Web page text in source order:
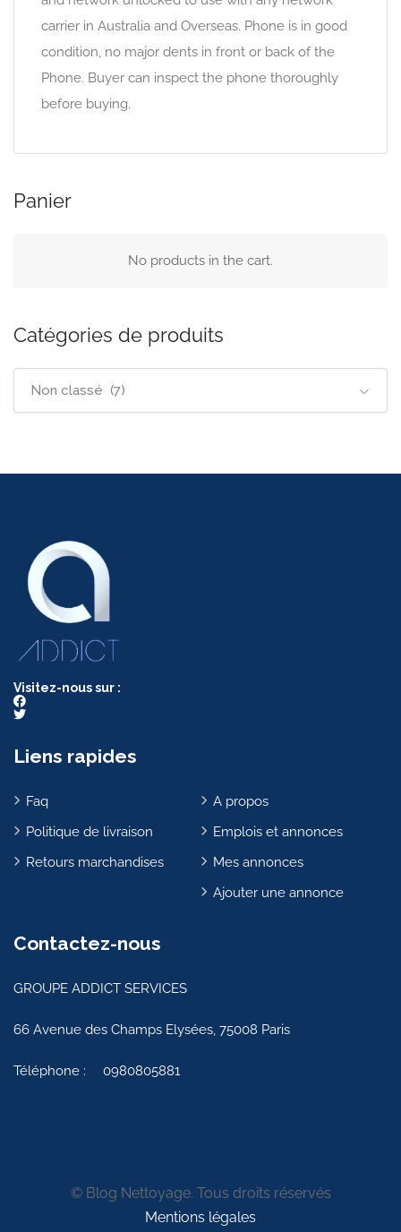
carrier in Australia and Overseas. Phone is in good
condition, no major dents in front or back of the
Phone. Buyer can inspect the phone thoroughly
before buying.
Panier
No products in the cart.
Catégories de produits
Non classé (7)
Visitez-nous sur :
Liens rapides
Faq
Politique de livraison
Retours marchandises
A propos
Emplois et annonces
Mes annonces
Ajouter une annonce
Contactez-nous
GROUPE ADDICT SERVICES
66 Avenue des Champs Elysées, 75008 Paris
Téléphone : 0980805881
© Blog Nettoyage. Tous droits réservés
Mentions légales